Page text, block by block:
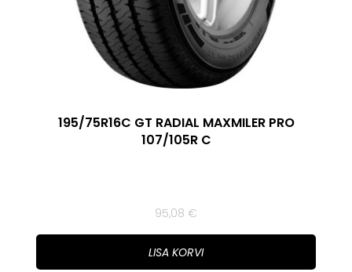
195/75R16C GT RADIAL MAXMILER PRO
107/105R C
95,08 €
LISA KORVI